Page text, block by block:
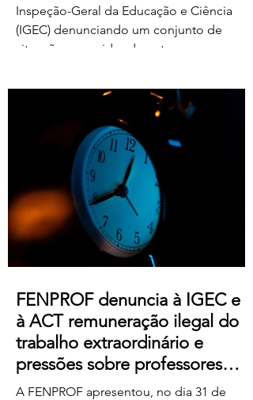
Inspeção-Geral da Educação e Ciência
(IGEC) denunciando um conjunto de
situações ocorridas durante o processo
exames nacionais de 2026, com particular
destaque para as pressões exercidas
sobre docentes classificadores para
alterarem ou prescindirem de períodos
de férias previamente aprovados.
Segundo os relatos recebidos, diversos
professores foram instados por direções
de agrupamentos e escolas a desloc
FENPROF denuncia à IGEC e
à ACT remuneração ilegal do
trabalho extraordinário e
pressões sobre professores
classificadores
A FENPROF apresentou, no dia 31 de